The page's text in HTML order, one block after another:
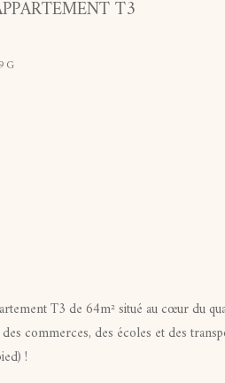
T3
T3 de 64m² situé au cœur du
commerces, des écoles et des
!